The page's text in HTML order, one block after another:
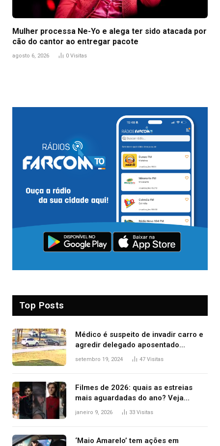
Mulher processa Ne-Yo e alega ter sido atacada por
cão do cantor ao entregar pacote
agosto 6, 2026 0 Visitas
Top Posts
Médico é suspeito de invadir carro e
agredir delegado aposentado
durante confusão no trânsito
setembro 19, 2024 47 Visitas
Filmes de 2026: quais as estreias
mais aguardadas do ano? Veja
principais lançamentos do cinema
janeiro 9, 2026 33 Visitas
‘Maio Amarelo’ tem ações em